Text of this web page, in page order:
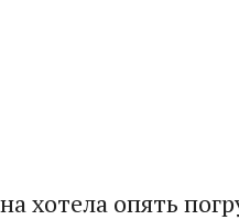
хотела опять